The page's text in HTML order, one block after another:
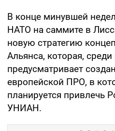
В конце минувшей
НАТО на саммите в
новую стратегию
Альянса, которая, среди
предусматривает
европейской ПРО, в
планируется привлечь
УНИАН.